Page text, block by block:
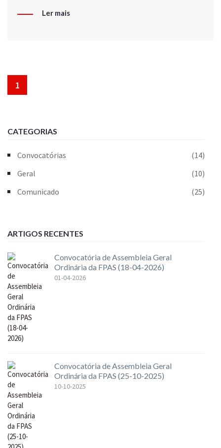
Ler mais
1
CATEGORIAS
Convocatórias
(14)
Geral
(10)
Comunicado
(25)
ARTIGOS RECENTES
Convocatória de Assembleia Geral
Ordinária da FPAS (18-04-2026)
01-04-2026
Convocatória de Assembleia Geral
Ordinária da FPAS (25-10-2025)
10-10-2025